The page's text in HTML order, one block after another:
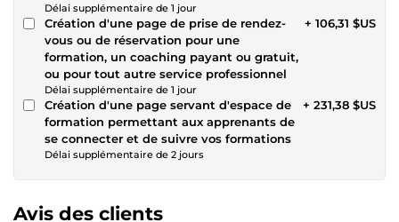
Délai supplémentaire de 1 jour
Création d'une page de prise de rendez-
vous ou de réservation pour une
formation, un coaching payant ou gratuit,
ou pour tout autre service professionnel
Délai supplémentaire de 1 jour
+ 106,31 $US
Création d'une page servant d'espace de
formation permettant aux apprenants de
se connecter et de suivre vos formations
Délai supplémentaire de 2 jours
+ 231,38 $US
Avis des clients